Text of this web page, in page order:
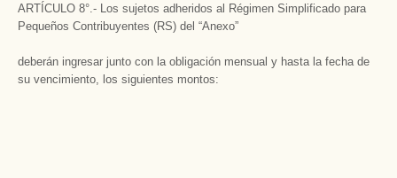
ARTÍCULO 8°.- Los sujetos adheridos al Régimen Simplificado para
Pequeños Contribuyentes (RS) del “Anexo”
deberán ingresar junto con la obligación mensual y hasta la fecha de
su vencimiento, los siguientes montos: